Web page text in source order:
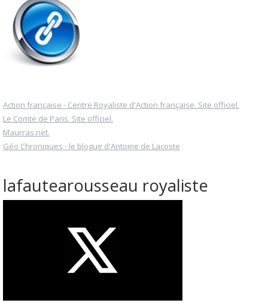
Action française - Centre Royaliste d'Action française. Site officiel.
Le Comte de Paris. Site officiel.
Maurras.net.
Géo Chroniques - le blogue d'Antoine de Lacoste
lafautearousseau royaliste